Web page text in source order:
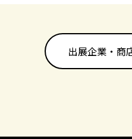
出展企業・商